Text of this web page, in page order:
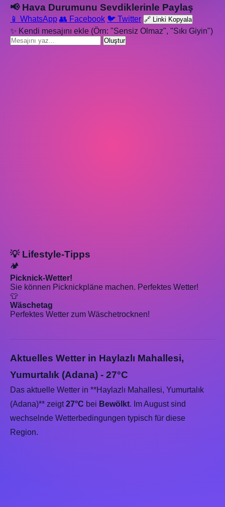
📢 Hava Durumunu Sevdiklerinle Paylaş
📱 WhatsApp 👥 Facebook 🐦 Twitter 🔗 Linki Kopyala
✨ Kendi mesajını ekle (Örn: "Sensiz Olmaz", "Sıkı Giyin")
Oluştur
💡 Lifestyle-Tipps
🏕️
Picknick-Wetter!
Sie können Picknickpläne machen. Perfektes Wetter!
👕
Wäschetag
Perfektes Wetter zum Wäschetrocknen!
Aktuelles Wetter in Haylazlı Mahallesi,
Yumurtalık (Adana) - 27°C
Das aktuelle Wetter in **Haylazlı Mahallesi, Yumurtalık
(Adana)** zeigt27°C bei Bewölkt. Im August sind
wechselnde Wetterbedingungen typisch für diese
Region.